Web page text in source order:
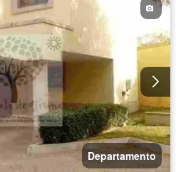
Departamento